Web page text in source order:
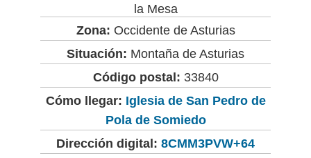
la Mesa
Zona: Occidente de Asturias
Situación: Montaña de Asturias
Código postal: 33840
Cómo llegar: Iglesia de San Pedro de
Pola de Somiedo
Dirección digital: 8CMM3PVW+64